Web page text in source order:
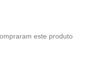
este produto